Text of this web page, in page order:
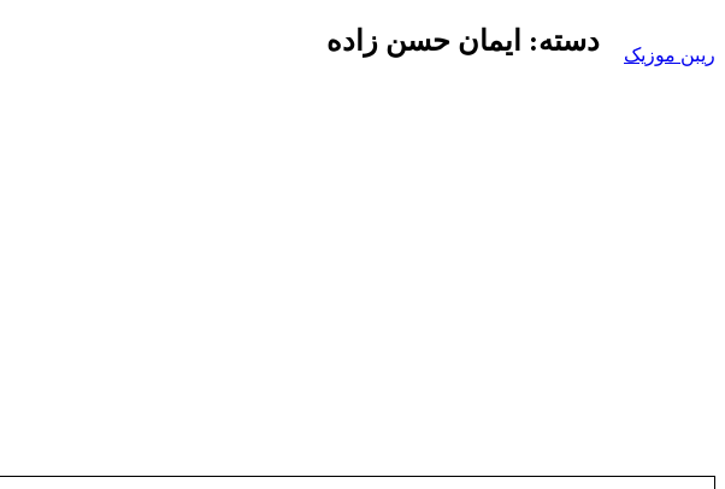
to
ریبن موزیک دسته: ایمان حسن زاده